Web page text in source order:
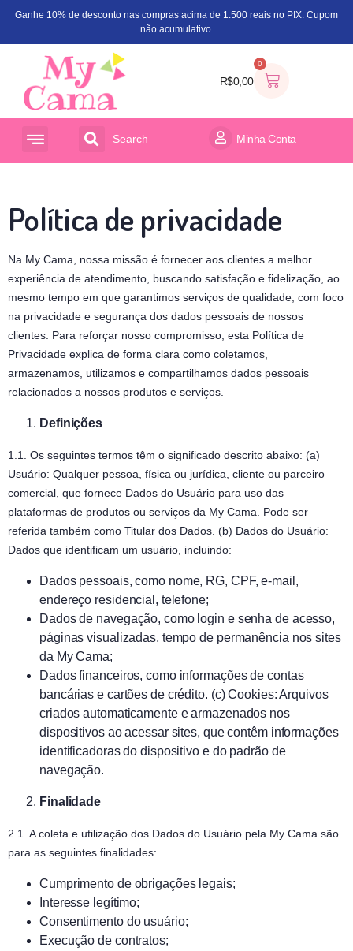
Ganhe 10% de desconto nas compras acima de 1.500 reais no PIX. Cupom
não acumulativo.
R$0,00
0
Search Minha Conta
Política de privacidade
Na My Cama, nossa missão é fornecer aos clientes a melhor
experiência de atendimento, buscando satisfação e fidelização, ao
mesmo tempo em que garantimos serviços de qualidade, com foco
na privacidade e segurança dos dados pessoais de nossos
clientes. Para reforçar nosso compromisso, esta Política de
Privacidade explica de forma clara como coletamos,
armazenamos, utilizamos e compartilhamos dados pessoais
relacionados a nossos produtos e serviços.
Definições
1.1. Os seguintes termos têm o significado descrito abaixo: (a)
Usuário: Qualquer pessoa, física ou jurídica, cliente ou parceiro
comercial, que fornece Dados do Usuário para uso das
plataformas de produtos ou serviços da My Cama. Pode ser
referida também como Titular dos Dados. (b) Dados do Usuário:
Dados que identificam um usuário, incluindo:
Dados pessoais, como nome, RG, CPF, e-mail,
endereço residencial, telefone;
Dados de navegação, como login e senha de acesso,
páginas visualizadas, tempo de permanência nos sites
da My Cama;
Dados financeiros, como informações de contas
bancárias e cartões de crédito. (c) Cookies: Arquivos
criados automaticamente e armazenados nos
dispositivos ao acessar sites, que contêm informações
identificadoras do dispositivo e do padrão de
navegação.
Finalidade
2.1. A coleta e utilização dos Dados do Usuário pela My Cama são
para as seguintes finalidades:
Cumprimento de obrigações legais;
Interesse legítimo;
Consentimento do usuário;
Execução de contratos;